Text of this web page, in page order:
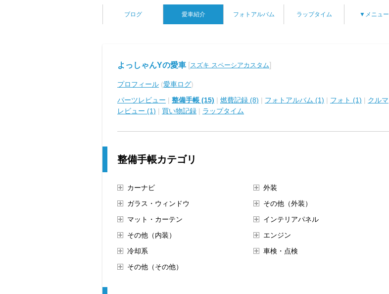
ブログ 愛車紹介 フォトアルバム ラップタイム ▼メニュー
よっしゃんYの愛車 [スズキ スペーシアカスタム]
プロフィール (愛車ログ)
パーツレビュー | 整備手帳 (15) | 燃費記録 (8) | フォトアルバム (1) | フォト (1) | クルマ
レビュー (1) | 買い物記録 | ラップタイム
整備手帳カテゴリ
カーナビ
ガラス・ウィンドウ
マット・カーテン
その他（内装）
冷却系
その他（その他）
外装
その他（外装）
インテリアパネル
エンジン
車検・点検